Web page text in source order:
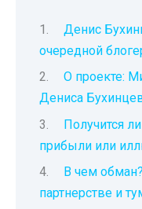
Денис
очередной
О проекте:
Дениса
Получится
прибыли или
В чем
партнерстве и